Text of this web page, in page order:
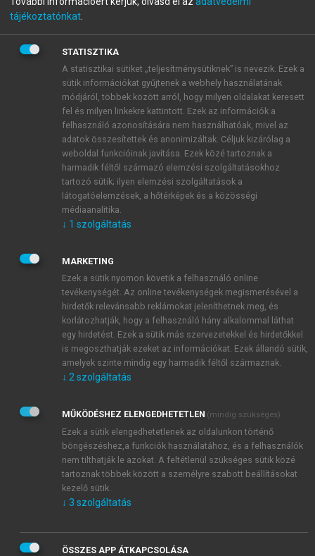
A regisztráció után apróbaidőszakautomatikusan
BELÉPÉS SAJÁT FIÓKKAL
ÚJ FIÓK LÉTREHOZÁSA
1 óra díjmentes hozzáférés
E-MAIL-CÍM
JELSZÓ
JELSZÓ ÚJRA
Kérek értesítést a MeRSZ újdonságairól, akcióiról.
Kérek értesítést az Akadémiai Kiadó Zrt. újdonságairól,
Adatkezelési tájékoztatóbanfoglaltakat tudomásul
veszem és elfogadom.
Általános vásárlási feltételeket, valamint a szotar.netés a
mersz.huoldalak licencszerződéseiben foglaltakat
tudomásul veszem és elfogadom.
KIPRÓBÁLOM
tájékoztatónkat
STATISZTIKA
A statisztikai sütiket „teljesítménysütiknek” is nevezik. Ezek a
sütik információkat gyűjtenek a webhely használatának
módjáról, többek között arról, hogy milyen oldalakat keresett
fel és milyen linkekre kattintott. Ezek az információk a
felhasználó azonosítására nem használhatóak, mivel az
adatok összesítettek és anonimizáltak. Céljuk kizárólag a
weboldal funkcióinak javítása. Ezek közé tartoznak a
harmadik féltől származó elemzési szolgáltatásokhoz
tartozó sütik; ilyen elemzési szolgáltatások a
látogatóelemzések, a hőtérképek és a közösségi
médiaanalitika.
↓ 1 szolgáltatás
MARKETING
Ezek a sütik nyomon követik a felhasználó online
tevékenységét. Az online tevékenységek megismerésével a
hirdetők relevánsabb reklámokat jeleníthetnek meg, és
korlátozhatják, hogy a felhasználó hány alkalommal láthat
egy hirdetést. Ezek a sütik más szervezetekkel és hirdetőkkel
is megoszthatják ezeket az információkat. Ezek állandó sütik,
amelyek szinte mindig egy harmadik féltől származnak.
↓ 2 szolgáltatás
MŰKÖDÉSHEZ ELENGEDHETETLEN (mindig szükséges)
Ezek a sütik elengedhetetlenek az oldalunkon történő
böngészéshez,a funkciók használatához, és a felhasználók
nem tilthatják le azokat. A feltétlenül szükséges sütik közé
tartoznak többek között a személyre szabott beállításokat
kezelő sütik.
↓ 3 szolgáltatás
ÖSSZES APP ÁTKAPCSOLÁSA